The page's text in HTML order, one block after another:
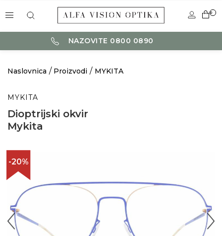
0
NAZOVITE 0800 0890
Naslovnica Proizvodi MYKITA
MYKITA
Dioptrijski okvir
Mykita
-20%